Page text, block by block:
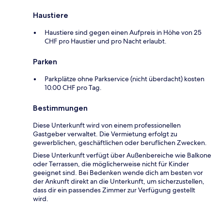
Haustiere
Haustiere sind gegen einen Aufpreis in Höhe von 25
CHF pro Haustier und pro Nacht erlaubt.
Parken
Parkplätze ohne Parkservice (nicht überdacht) kosten
10.00 CHF pro Tag.
Bestimmungen
Diese Unterkunft wird von einem professionellen
Gastgeber verwaltet. Die Vermietung erfolgt zu
gewerblichen, geschäftlichen oder beruflichen Zwecken.
Diese Unterkunft verfügt über Außenbereiche wie Balkone
oder Terrassen, die möglicherweise nicht für Kinder
geeignet sind. Bei Bedenken wende dich am besten vor
der Ankunft direkt an die Unterkunft, um sicherzustellen,
dass dir ein passendes Zimmer zur Verfügung gestellt
wird.